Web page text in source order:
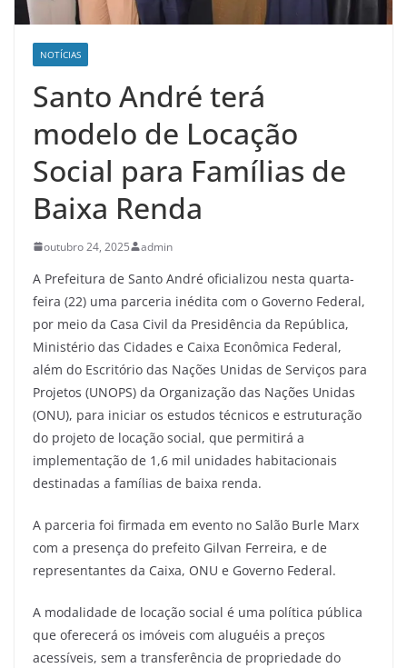
NOTÍCIAS
Santo André terá
modelo de Locação
Social para Famílias de
Baixa Renda
outubro 24, 2025 admin
A Prefeitura de Santo André oficializou nesta quarta-
feira (22) uma parceria inédita com o Governo Federal,
por meio da Casa Civil da Presidência da República,
Ministério das Cidades e Caixa Econômica Federal,
além do Escritório das Nações Unidas de Serviços para
Projetos (UNOPS) da Organização das Nações Unidas
(ONU), para iniciar os estudos técnicos e estruturação
do projeto de locação social, que permitirá a
implementação de 1,6 mil unidades habitacionais
destinadas a famílias de baixa renda.
A parceria foi firmada em evento no Salão Burle Marx
com a presença do prefeito Gilvan Ferreira, e de
representantes da Caixa, ONU e Governo Federal.
A modalidade de locação social é uma política pública
que oferecerá os imóveis com aluguéis a preços
acessíveis, sem a transferência de propriedade do